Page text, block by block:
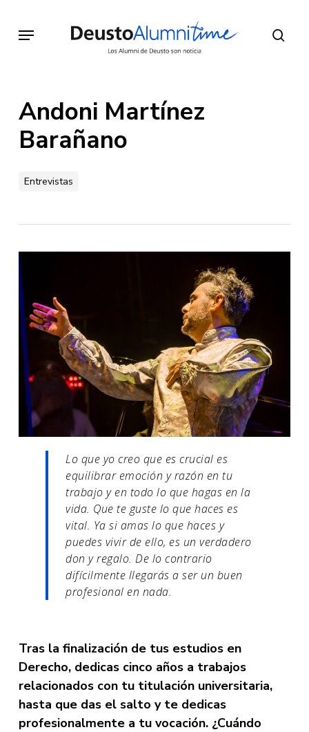
main
Menu
Andoni Martínez
Barañano
Entrevistas
Lo que yo creo que es crucial es
equilibrar emoción y razón en tu
trabajo y en todo lo que hagas en la
vida. Que te guste lo que haces es
vital. Ya si amas lo que haces y
puedes vivir de ello, es un verdadero
don y regalo. De lo contrario
difícilmente llegarás a ser un buen
profesional en nada.
Tras la finalización de tus estudios en
Derecho, dedicas cinco años a trabajos
relacionados con tu titulación universitaria,
hasta que das el salto y te dedicas
profesionalmente a tu vocación. ¿Cuándo